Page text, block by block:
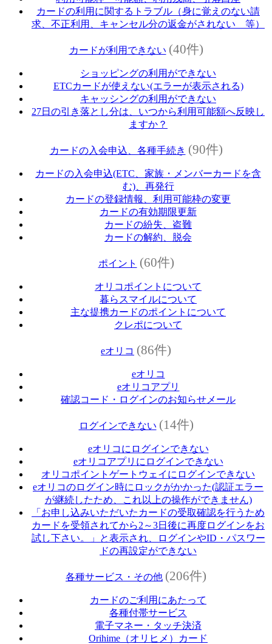
カードの利用に関するトラブル（身に覚えのない請
求、不正利用、キャンセル分の返金がされない 等）
カードが利用できない (40件)
ショッピングの利用ができない
ETCカードが使えない(エラーが表示される)
キャッシングの利用ができない
27日の引き落とし分は、いつから利用可能額へ反映し
ますか？
カードの入会申込、各種手続き (90件)
カードの入会申込(ETC、家族・メンバーカードを含
む)、再発行
カードの登録情報、利用可能枠の変更
カードの有効期限更新
カードの紛失、盗難
カードの解約、脱会
ポイント (60件)
オリコポイントについて
暮らスマイルについて
主な提携カードのポイントについて
クレポについて
eオリコ (86件)
eオリコ
eオリコアプリ
確認コード・ログインのお知らせメール
ログインできない (14件)
eオリコにログインできない
eオリコアプリにログインできない
オリコポイントゲートウェイにログインできない
eオリコのログイン時にロックがかかった(認証エラー
が継続したため、これ以上の操作ができません)
「お申し込みいただいたカードの受取確認を行うため
カードを受領されてから2～3日後に再度ログインをお
試し下さい。」と表示され、ログインやID・パスワー
ドの再設定ができない
各種サービス・その他 (206件)
カードのご利用にあたって
各種付帯サービス
電子マネー・タッチ決済
Orihime（オリヒメ）カード